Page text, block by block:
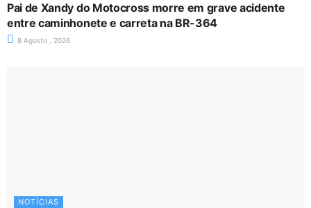
Pai de Xandy do Motocross morre em grave acidente
entre caminhonete e carreta na BR-364
8 Agosto , 2026
NOTÍCIAS